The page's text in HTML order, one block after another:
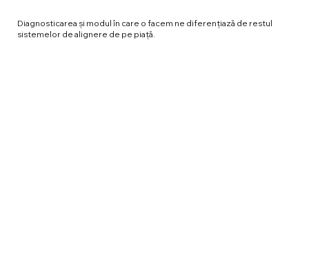
Diagnosticarea și modul în care o facem ne diferențiază de restul
sistemelor de alignere de pe piață.